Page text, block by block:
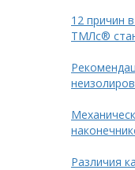
12 причин
ТМЛс®
Различия